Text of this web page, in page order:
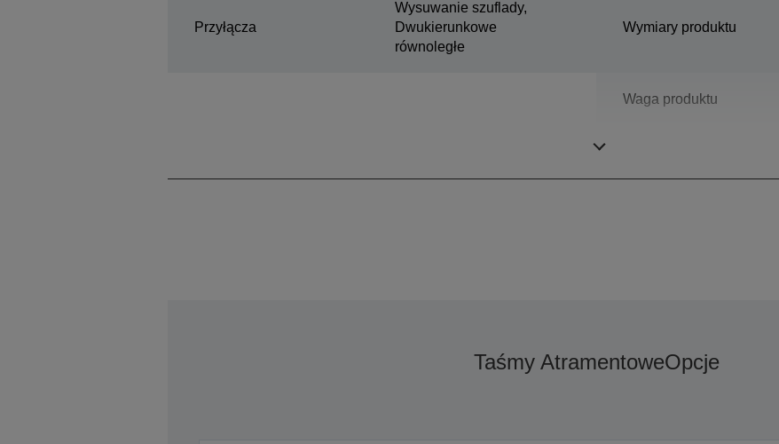
Przyłącza
Wysuwanie szuflady,
Dwukierunkowe
równoległe
Wymiary produktu
Waga produktu
Taśmy AtramentoweOpcje